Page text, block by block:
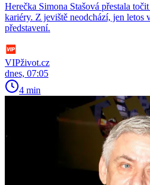
Herečka Simona Stašová přestala
kariéry. Z jeviště neodchází, jen letos
představení.
VIPživot.cz
dnes, 07:05
4 min